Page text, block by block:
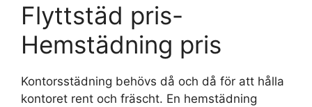
Flyttstäd pris-
Hemstädning pris
Kontorsstädning behövs då och då för att hålla
kontoret rent och fräscht. En hemstädning